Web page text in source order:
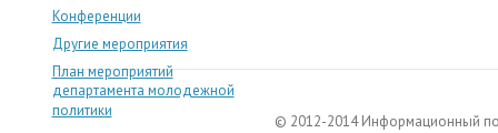
Конференции
Другие мероприятия
План мероприятий
департамента молодежной
политики
© 2012-2014 Информационный